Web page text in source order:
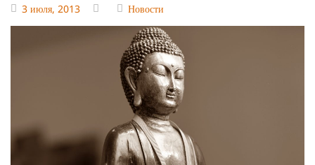
3 июля, 2013 Новости